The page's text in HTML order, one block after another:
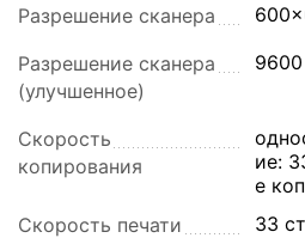
Разрешение сканера
Разрешение сканера
(улучшенное)
Скорость
копирования
ие:
е
Скорость печати
33